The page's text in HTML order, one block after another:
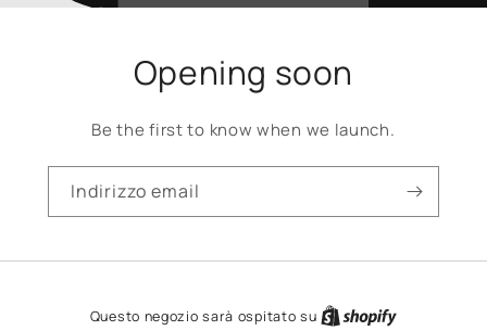
Opening soon
Be the first to know when we launch.
Indirizzo email
Questo negozio sarà ospitato su